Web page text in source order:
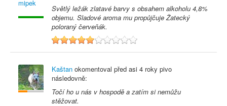
Světlý ležák zlatavé barvy s obsahem alkoholu 4,8%
objemu. Sladové aroma mu propůjčuje Žatecký
poloraný červeňák.
5
Kaštan okomentoval před asi 4 roky pivo
následovně:
Točí ho u nás v hospodě a zatím si nemůžu
stěžovat.